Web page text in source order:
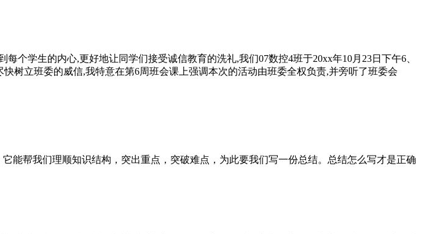
个学生的内心,更好地让同学们接受诚信教育的洗礼,我们07数控4班于20xx年10月23日下午6、
树立班委的威信,我特意在第6周班会课上强调本次的活动由班委全权负责,并旁听了班委会
能帮我们理顺知识结构，突出重点，突破难点，为此要我们写一份总结。总结怎么写才是正确